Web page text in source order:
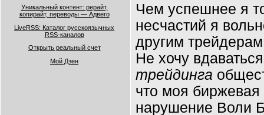
Уникальный контент: рерайт,
копирайт, переводы — Адвего
LiveRSS: Каталог русскоязычных
RSS-каналов
Открыть реальный счет
Мой Дзен
Чем успешнее я
несчастий я
другим
Не хочу
трейдинга
что моя биржевая
нарушение Воли